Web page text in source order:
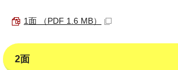
1面 （PDF 1.6 MB）
2面